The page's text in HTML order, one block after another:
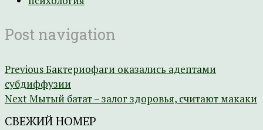
Post navigation
PreviousБактериофаги оказались адептами
субдиффузии
NextМытый батат – залог здоровья, считают макаки
СВЕЖИЙ НОМЕР